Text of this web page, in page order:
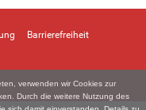
verwenden wir Cookies zur
Durch die weitere Nutzung des
Barrierefreiheit